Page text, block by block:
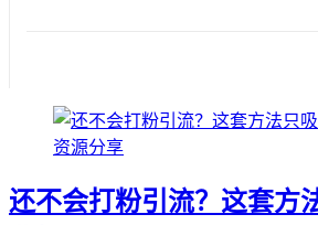
资源分享
还不会打粉引流？这套方